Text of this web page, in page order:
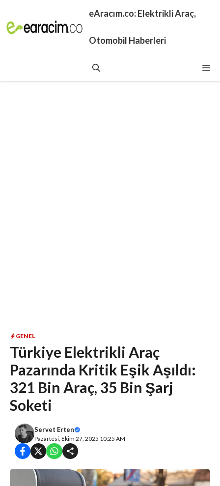
eAracım.co: Elektrikli Araç,
Otomobil Haberleri
GENEL
Türkiye Elektrikli Araç
Pazarında Kritik Eşik Aşıldı:
321 Bin Araç, 35 Bin Şarj
Soketi
Servet Erten
Pazartesi, Ekim 27, 2025 10:25 AM